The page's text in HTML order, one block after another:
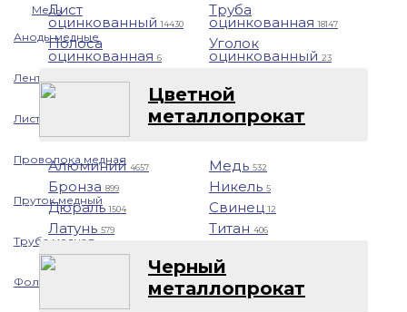
Медь
Аноды медные
Лента медная
Лист/Плита медная
Проволока медная
Пруток медный
Труба медная
Фольга медная
Лист
оцинкованный14430
Полоса
оцинкованная 6
Труба
оцинкованная18147
Уголок
оцинкованный 23
Цветной
металлопрокат
Алюминий 4657
Бронза 899
Дюраль1504
Латунь 579
Медь 532
Никель 5
Свинец12
Титан 406
Черный
металлопрокат